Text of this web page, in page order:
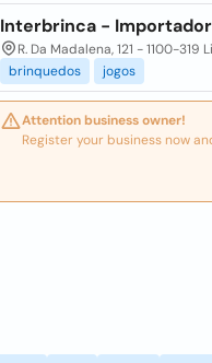
Interbrinca -
R. Da Madalena, 121 - 1100-319
brinquedos
jogos
Attention business owner!
Register your business now